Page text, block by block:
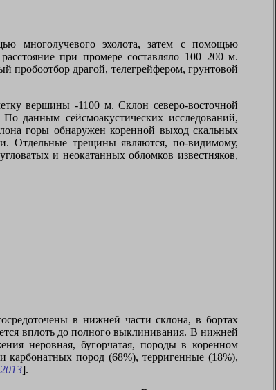
многолучевого эхолота, затем с помощью
при промере составляло 100–200 м.
пробоотбор драгой, телегрейфером, грунтовой
вершины -1100 м. Склон северо-восточной
данным сейсмоакустических исследований,
горы обнаружен коренной выход скальных
Отдельные трещины являются, по-видимому,
и неокатанных обломков известняков,
в нижней части склона, в бортах
вплоть до полного выклинивания. В нижней
неровная, бугорчатая, породы в коренном
карбонатных пород (68%), терригенные (18%),
].